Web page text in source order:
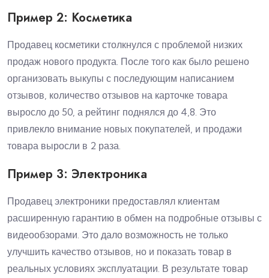
Пример 2: Косметика
Продавец косметики столкнулся с проблемой низких
продаж нового продукта. После того как было решено
организовать выкупы с последующим написанием
отзывов, количество отзывов на карточке товара
выросло до 50, а рейтинг поднялся до 4,8. Это
привлекло внимание новых покупателей, и продажи
товара выросли в 2 раза.
Пример 3: Электроника
Продавец электроники предоставлял клиентам
расширенную гарантию в обмен на подробные отзывы с
видеообзорами. Это дало возможность не только
улучшить качество отзывов, но и показать товар в
реальных условиях эксплуатации. В результате товар